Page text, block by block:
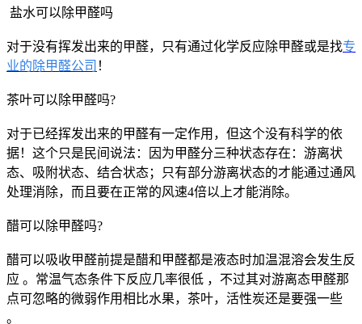
盐水可以除甲醛吗
对于没有挥发出来的甲醛，只有通过化学反应除甲醛或是找专
业的除甲醛公司 ！
茶叶可以除甲醛吗?
对于已经挥发出来的甲醛有一定作用，但这个没有科学的依
据！这个只是民间说法：因为甲醛分三种状态存在：游离状
态、吸附状态、结合状态；只有部分游离状态的才能通过通风
处理消除，而且要在正常的风速4倍以上才能消除。
醋可以除甲醛吗?
醋可以吸收甲醛前提是醋和甲醛都是液态时加温混溶会发生反
应 。常温气态条件下反应几率很低 ，不过其对游离态甲醛那
点可忽略的微弱作用相比水果，茶叶，活性炭还是要强一些
。